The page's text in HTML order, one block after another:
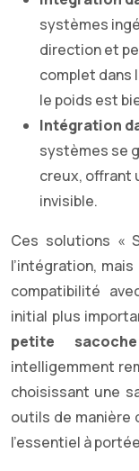
systèmes
direction et
complet dans
le poids est
Intégration
systèmes se
creux, offrant
invisible.
Ces solutions «
l’intégration,
compatibilité
initial plus
petite
intelligemment
choisissant une
outils de manière
l’essentiel à